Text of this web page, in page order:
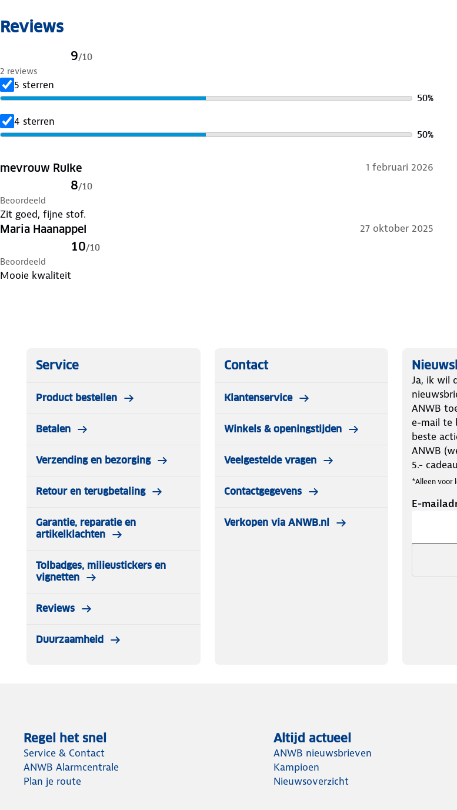
Reviews
9/10
2 reviews
5 sterren
50%
4 sterren
50%
mevrouw Rulke 1 februari 2026
8/10
Beoordeeld
Zit goed, fijne stof.
Maria Haanappel 27 oktober 2025
10/10
Beoordeeld
Mooie kwaliteit
Service
Product bestellen
Betalen
Verzending en bezorging
Retour en terugbetaling
Garantie, reparatie en
artikelklachten
Tolbadges, milieustickers en
vignetten
Reviews
Duurzaamheid
Contact
Klantenservice
Winkels & openingstijden
Veelgestelde vragen
Contactgegevens
Verkopen via ANWB.nl
Ja, ik wil
ANWB
e-mail te
beste
ANWB
5.-
*Alleen voor
E-
Regel het snel
Service & Contact
ANWB Alarmcentrale
Plan je route
Altijd actueel
ANWB nieuwsbrieven
Kampioen
Nieuwsoverzicht